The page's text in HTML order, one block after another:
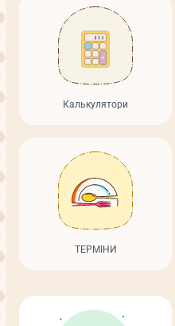
Калькулятори
ТЕРМІНИ